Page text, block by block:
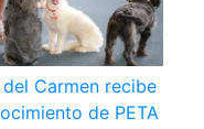
del Carmen recibe
de PETA